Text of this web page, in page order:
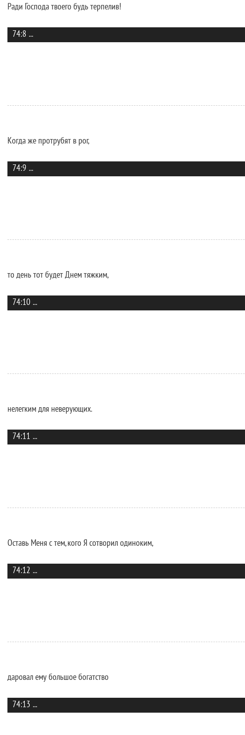
Ради Господа твоего будь терпелив!
74:8 ...
Когда же протрубят в рог,
74:9 ...
то день тот будет Днем тяжким,
74:10 ...
нелегким для неверующих.
74:11 ...
Оставь Меня с тем, кого Я сотворил одиноким,
74:12 ...
даровал ему большое богатство
74:13 ...